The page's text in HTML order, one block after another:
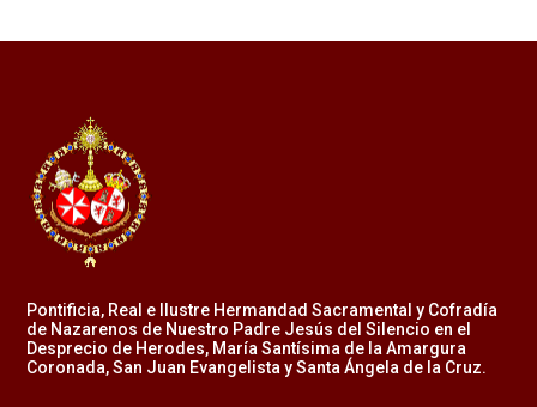
Pontificia, Real e Ilustre Hermandad Sacramental y Cofradía
de Nazarenos de Nuestro Padre Jesús del Silencio en el
Desprecio de Herodes, María Santísima de la Amargura
Coronada, San Juan Evangelista y Santa Ángela de la Cruz.